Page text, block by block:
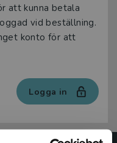
att kunna betala
vid beställning.
konto för att
Logga in